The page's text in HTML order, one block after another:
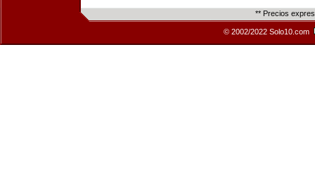
** Precios
© 2002/2022 Solo10.com